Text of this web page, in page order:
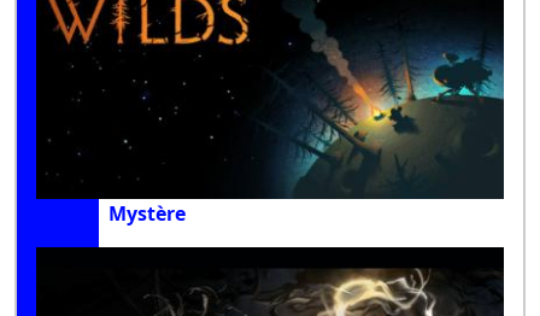
Mystère